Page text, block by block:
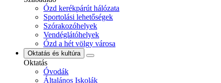
Ózd kerékpárút hálózata
Sportolási lehetőségek
Szórakozóhelyek
Vendéglátóhelyek
Ózd a hét völgy városa
Oktatás és kultúra
Oktatás
Óvodák
Általános Iskolák